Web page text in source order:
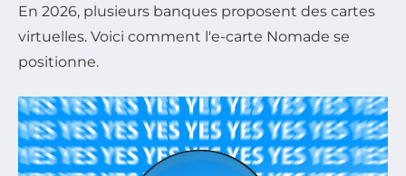
En 2026, plusieurs banques proposent des cartes
virtuelles. Voici comment l'e-carte Nomade se
positionne.